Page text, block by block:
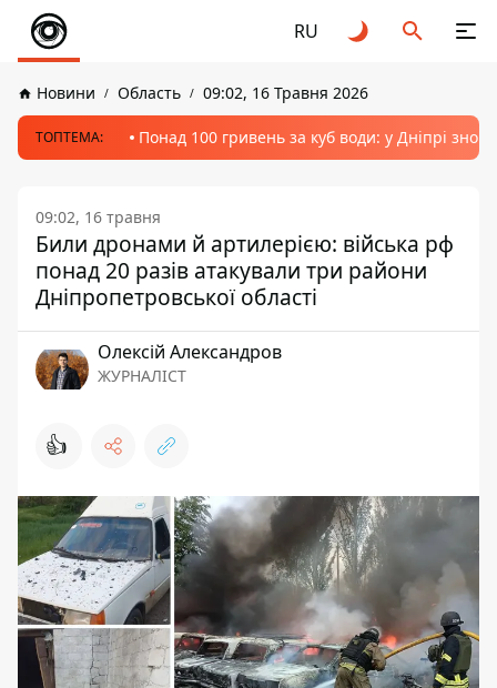
RU
Новини Область 09:02, 16 Травня 2026
ТОПТЕМА: Понад 100 гривень за куб води: у Дніпрі
09:02, 16 травня
Били дронами й артилерією: війська рф
понад 20 разів атакували три райони
Дніпропетровської області
Олексій Александров
ЖУРНАЛІСТ
👍